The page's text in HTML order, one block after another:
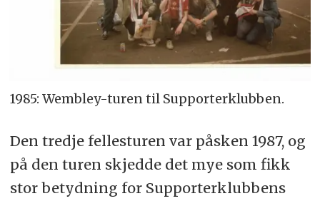
1985: Wembley-turen til Supporterklubben.
Den tredje fellesturen var påsken 1987, og
på den turen skjedde det mye som fikk
stor betydning for Supporterklubbens